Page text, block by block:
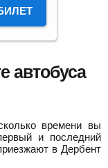
автобуса
времени вы
и последний
в Дербент